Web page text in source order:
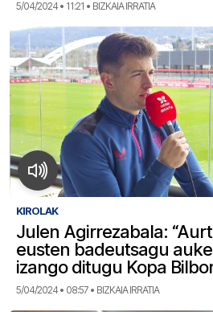
5/04/2024 • 11:21 • BIZKAIA IRRATIA
KIROLAK
Julen Agirrezabala:
eusten badeutsagu
izango ditugu Kopa
5/04/2024 • 08:57 • BIZKAIA IRRATIA